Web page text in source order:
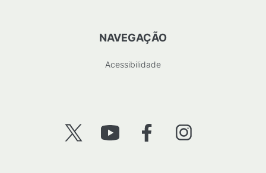
NAVEGAÇÃO
Acessibilidade